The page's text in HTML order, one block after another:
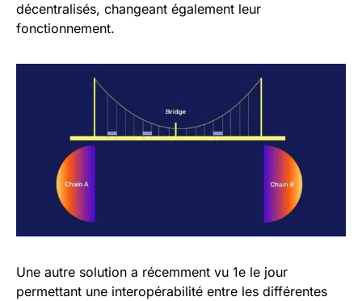
décentralisés, changeant également leur
fonctionnement.
Une autre solution a récemment vu 1e le jour
permettant une interopérabilité entre les différentes